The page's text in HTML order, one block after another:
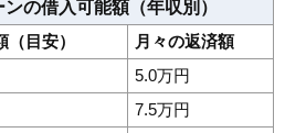
の借入可能額（年収別）
目安）
月々の返済額
5.0万円
7.5万円